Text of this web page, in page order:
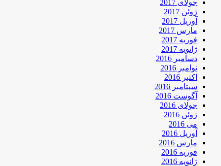
جولای 2017
ژوئن 2017
آوریل 2017
مارس 2017
فوریه 2017
ژانویه 2017
دسامبر 2016
نوامبر 2016
اکتبر 2016
سپتامبر 2016
آگوست 2016
جولای 2016
ژوئن 2016
می 2016
آوریل 2016
مارس 2016
فوریه 2016
ژانویه 2016